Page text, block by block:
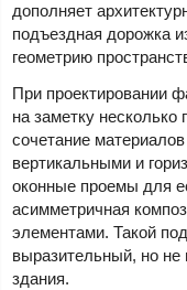
дополняет
подъездная дорожка
геометрию
При проектировании
на заметку несколько
сочетание
вертикальными и
оконные проемы для
асимметричная
элементами. Такой
выразительный, но не
здания.